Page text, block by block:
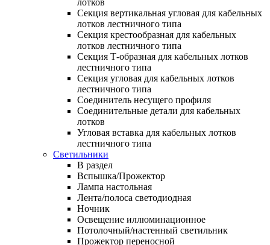
Секция вертикальная угловая для кабельных
лотков лестничного типа
Секция крестообразная для кабельных
лотков лестничного типа
Секция Т-образная для кабельных лотков
лестничного типа
Секция угловая для кабельных лотков
лестничного типа
Соединитель несущего профиля
Соединительные детали для кабельных
лотков
Угловая вставка для кабельных лотков
лестничного типа
Светильники
В раздел
Вспышка/Прожектор
Лампа настольная
Лента/полоса светодиодная
Ночник
Освещение иллюминационное
Потолочный/настенный светильник
Прожектор переносной